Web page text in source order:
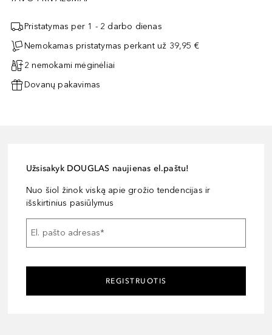
Pristatymas per 1 - 2 darbo dienas
Nemokamas pristatymas perkant už 39,95 €
2 nemokami mėginėliai
Dovanų pakavimas
Užsisakyk DOUGLAS naujienas el.paštu!
Nuo šiol žinok viską apie grožio tendencijas ir
išskirtinius pasiūlymus
El. pašto adresas*
REGISTRUOTIS